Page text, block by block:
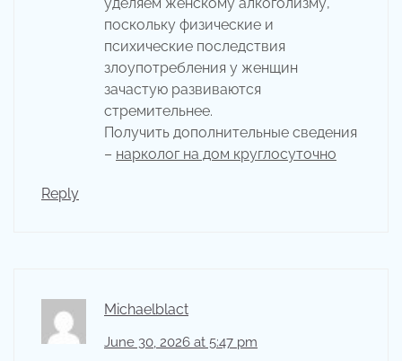
поскольку физические и
психические последствия
злоупотребления у женщин
зачастую развиваются
стремительнее.
Получить дополнительные сведения
– нарколог на дом круглосуточно
Reply
Michaelblact
June 30, 2026 at 5:47 pm